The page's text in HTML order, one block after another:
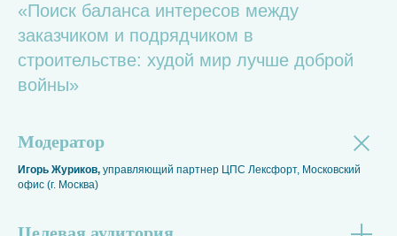
«Поиск баланса интересов между
заказчиком и подрядчиком в
строительстве: худой мир лучше доброй
войны»
Модератор
Игорь Журиков, управляющий партнер ЦПС Лексфорт, Московский
офис (г. Москва)